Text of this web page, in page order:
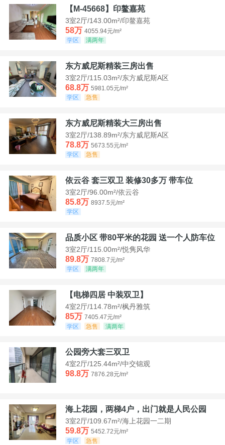
【M-45668】印鳌嘉苑
3室2厅/143.00m²/印鳌嘉苑
58万 4055.94元/m²
学区
满两年
东方威尼斯精装三房出售
3室2厅/115.03m²/东方威尼斯A区
68.8万 5981.05元/m²
学区
急售
东方威尼斯精装大三房出售
3室2厅/138.89m²/东方威尼斯A区
78.8万 5673.55元/m²
学区
急售
依云谷 套三双卫 装修30多万 带车位
3室2厅/96.00m²/依云谷
85.8万 8937.5元/m²
学区
品质小区 带80平米的花园 送一个人防车位
3室2厅/115.00m²/悦隽风华
89.8万 7808.7元/m²
学区
满两年
【电梯四居 中装双卫】
4室2厅/114.78m²/枫丹雅筑
85万 7405.47元/m²
学区
急售 满两年
公园旁大套三双卫
4室2厅/125.44m²/中交锦观
98.8万 7876.28元/m²
海上花园，两梯4户，出门就是人民公园
3室2厅/109.67m²/海上花园一二期
59.8万 5452.72元/m²
学区
急售